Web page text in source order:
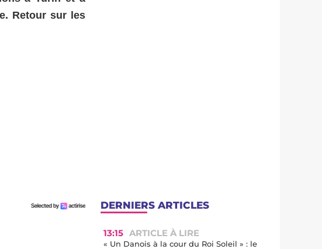
Retour sur les
DERNIERS ARTICLES
13:15 ARTICLE À LIRE
« Un Danois à la cour du Roi Soleil » : le